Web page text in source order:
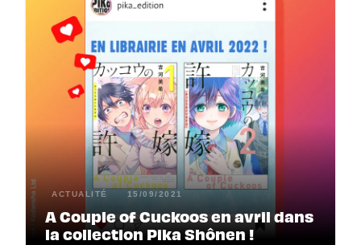
ACTUALITÉ 15/09/2021
A Couple of Cuckoos en avril dans
la collection Pika Shônen !